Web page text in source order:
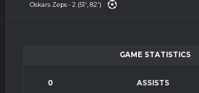
Oskars Zeps - 2 (51', 82')
GAME STATISTICS
0 ASSISTS